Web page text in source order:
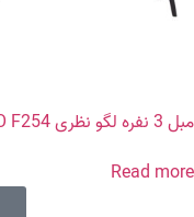
مبل 3 نفره لگو نظری LEGO F254
Read more